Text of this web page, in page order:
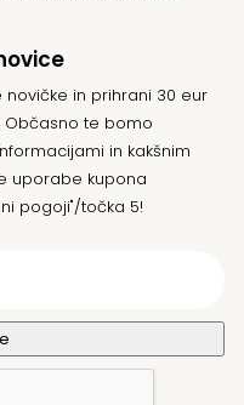
novičke in prihrani 30 eur
Občasno te bomo
in kakšnim
uporabe kupona
pogoji"/točka 5!